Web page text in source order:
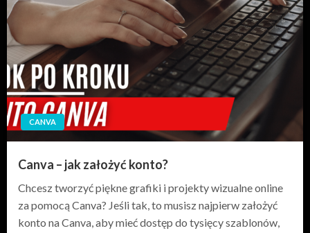
CANVA
Canva – jak założyć konto?
Chcesz tworzyć piękne grafiki i projekty wizualne online
za pomocą Canva? Jeśli tak, to musisz najpierw założyć
konto na Canva, aby mieć dostęp do tysięcy szablonów,